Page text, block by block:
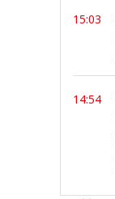
15:03
14:54